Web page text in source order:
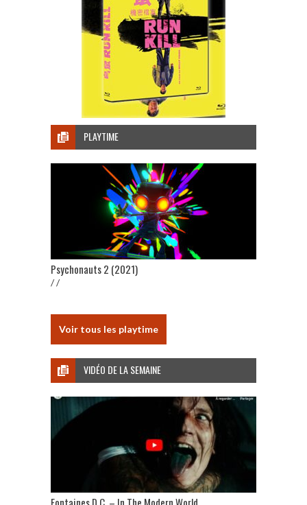
PLAYTIME
Psychonauts 2 (2021)
/ /
Voir tous les playtime
VIDÉO DE LA SEMAINE